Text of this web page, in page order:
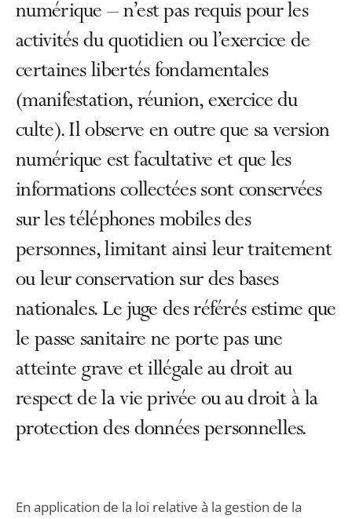
numérique – n’est pas requis pour les
activités du quotidien ou l’exercice de
certaines libertés fondamentales
(manifestation, réunion, exercice du
culte). Il observe en outre que sa version
numérique est facultative et que les
informations collectées sont conservées
sur les téléphones mobiles des
personnes, limitant ainsi leur traitement
ou leur conservation sur des bases
nationales. Le juge des référés estime que
le passe sanitaire ne porte pas une
atteinte grave et illégale au droit au
respect de la vie privée ou au droit à la
protection des données personnelles.
En application de la loi relative à la gestion de la